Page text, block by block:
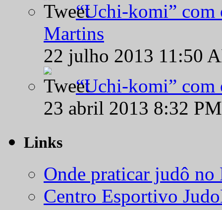
“Uchi-komi” com
Martins
22 julho 2013 11:50
“Uchi-komi” com
23 abril 2013 8:32
Links
Onde praticar judô
Centro Esportivo